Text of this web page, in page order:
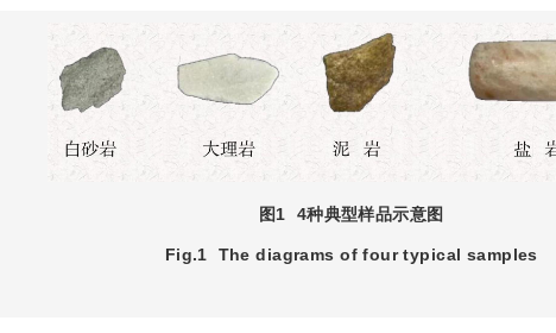
图1 4种典型样品示意图
Fig.1
The diagrams of four typical samples